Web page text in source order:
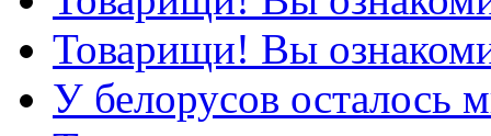
Товарищи! Вы
У белорусов осталось